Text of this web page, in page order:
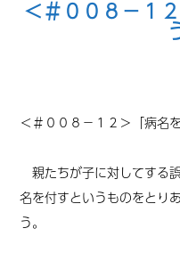
＜＃００８－１
＜＃ ００８－１２ ＞「病名
親たちが子に対してする
名を付すというものをとり
う。